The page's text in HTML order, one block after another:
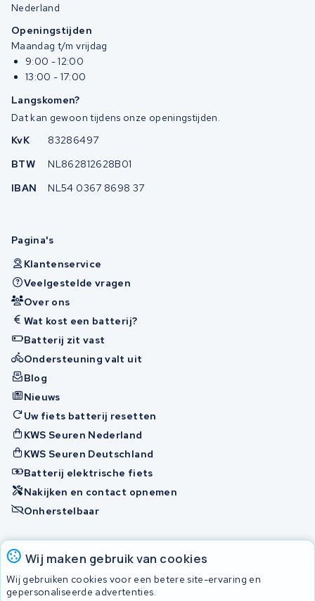
Wij maken gebruik van cookies
Wij gebruiken cookies voor een betere site-ervaring en
gepersonaliseerde advertenties.
Nederland
Openingstijden
Maandag t/m vrijdag
9:00 - 12:00
13:00 - 17:00
Langskomen?
Dat kan gewoon tijdens onze openingstijden.
KvK
83286497
BTW
NL862812628B01
IBAN
NL54 0367 8698 37
Pagina's
Klantenservice
Veelgestelde vragen
Over ons
Wat kost een batterij?
Batterij zit vast
Ondersteuning valt uit
Blog
Nieuws
Uw fiets batterij resetten
KWS Seuren Nederland
KWS Seuren Deutschland
Batterij elektrische fiets
Nakijken en contact opnemen
Onherstelbaar
Accu's